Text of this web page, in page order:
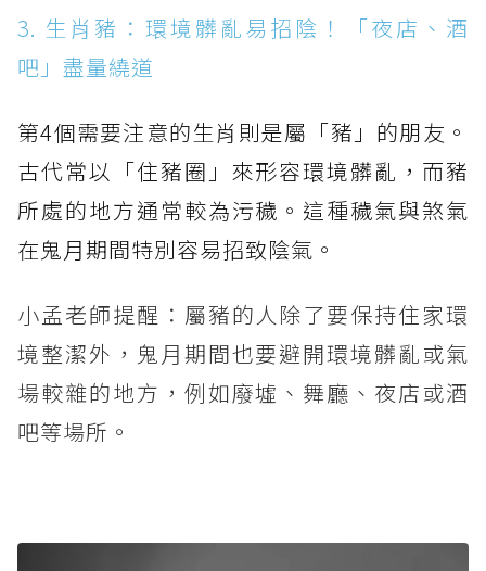
3. 生肖豬：環境髒亂易招陰！「夜店、酒
吧」盡量繞道
第4個需要注意的生肖則是屬「豬」的朋友。
古代常以「住豬圈」來形容環境髒亂，而豬
所處的地方通常較為污穢。這種穢氣與煞氣
在鬼月期間特別容易招致陰氣。
小孟老師提醒：屬豬的人除了要保持住家環
境整潔外，鬼月期間也要避開環境髒亂或氣
場較雜的地方，例如廢墟、舞廳、夜店或酒
吧等場所。